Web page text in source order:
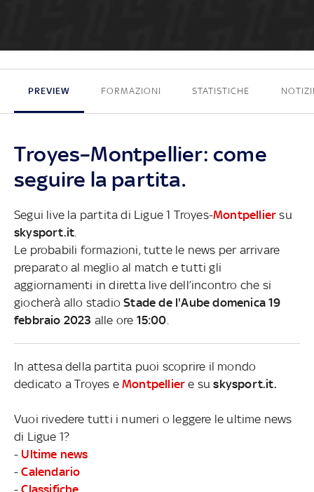
0 - 1
PREVIEW FORMAZIONI STATISTICHE
Troyes–Montpellier: come
seguire la partita.
Segui live la partita di Ligue 1 Troyes-Montpellier su
skysport.it
Le probabili formazioni, tutte le news per arrivare
preparato al meglio al match e tutti gli
aggiornamenti in diretta live dell’incontro che si
giocherà allo stadioStade de l'Aube domenica 19
febbraio 2023 alle ore 15:00
In attesa della partita puoi scoprire il mondo
dedicato a Troyes e Montpellier e suskysport.it.
Vuoi rivedere tutti i numeri o leggere le ultime news
di Ligue 1?
- Ultime news
-Calendario
-Classifiche